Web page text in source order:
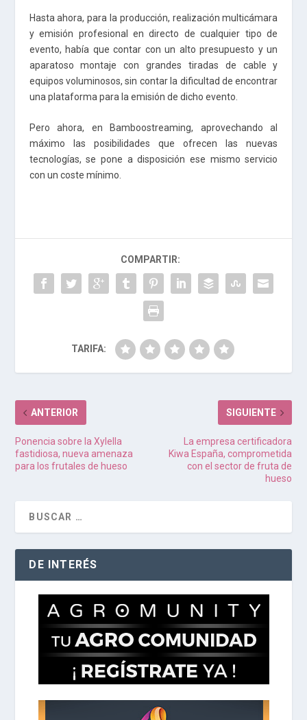
Hasta ahora, para la producción, realización multicámara
y emisión profesional en directo de cualquier tipo de
evento, había que contar con un alto presupuesto y un
aparatoso montaje con grandes tiradas de cable y
equipos voluminosos, sin contar la dificultad de encontrar
una plataforma para la emisión de dicho evento.
Pero ahora, en Bamboostreaming, aprovechando al
máximo las posibilidades que ofrecen las nuevas
tecnologías, se pone a disposición ese mismo servicio
con un coste mínimo.
COMPARTIR:
TARIFA:
ANTERIOR
Ponencia sobre la Xylella
fastidiosa, nueva amenaza
para los frutales de hueso
SIGUIENTE
La empresa certificadora
Kiwa España, comprometida
con el sector de fruta de
hueso
DE INTERÉS